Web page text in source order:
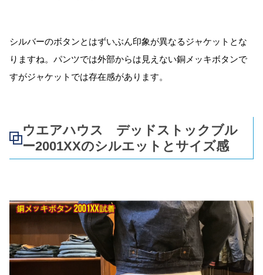
シルバーのボタンとはずいぶん印象が異なるジャケットとな
りますね。パンツでは外部からは見えない銅メッキボタンで
すがジャケットでは存在感があります。
ウエアハウス デッドストックブル
ー2001XXのシルエットとサイズ感